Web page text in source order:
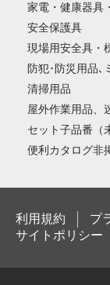
家電・健康器具
安全保護具
現場用安全具・
防犯･防災用品､
清掃用品
屋外作業用品、
セット子品番（
便利カタログ非
利用規約
プ
サイトポリシー